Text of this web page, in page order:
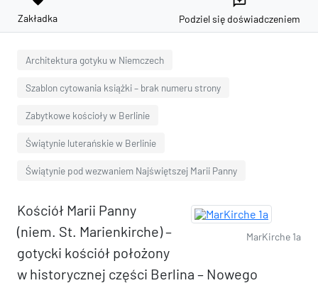
Zakładka Podziel się doświadczeniem
Architektura gotyku w Niemczech
Szablon cytowania książki – brak numeru strony
Zabytkowe kościoły w Berlinie
Świątynie luterańskie w Berlinie
Świątynie pod wezwaniem Najświętszej Marii Panny
MarKirche 1a
Kościół Marii Panny
(niem. St. Marienkirche) –
gotycki kościół położony
w historycznej części Berlina – Nowego